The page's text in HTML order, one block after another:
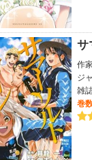
サ
作
ジ
雑
巻